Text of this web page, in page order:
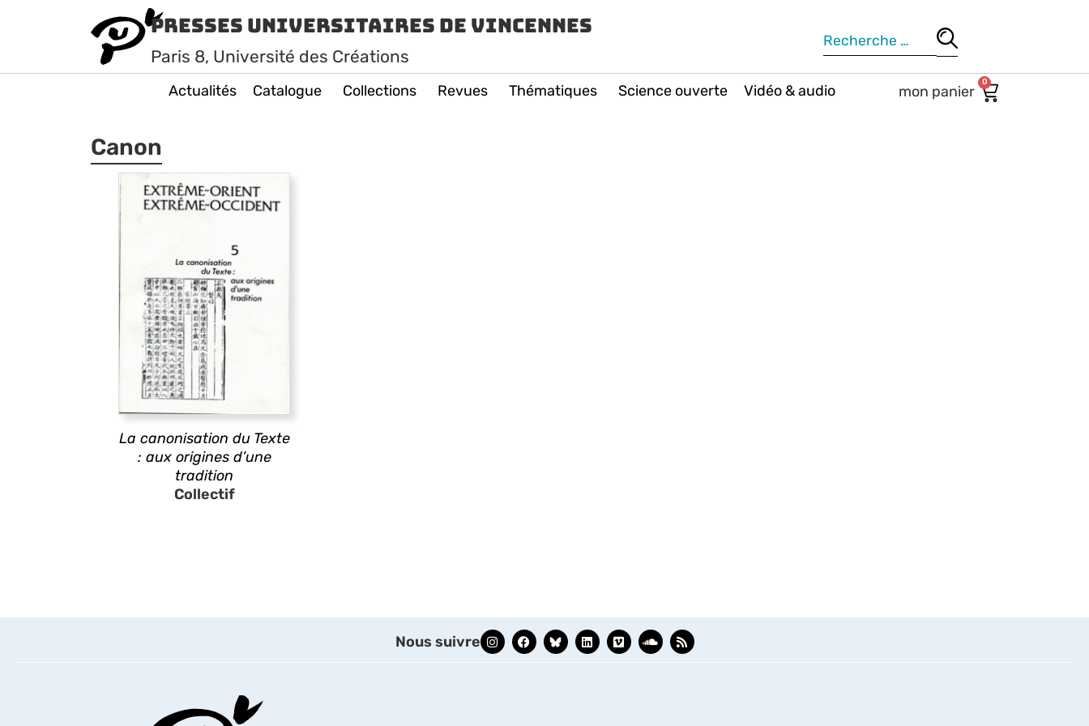
Presses Universitaires de Vincennes
Paris 8, Université des Créations
Actualités Catalogue Collections Revues Thématiques Science ouverte Vidéo & audio 0
Canon
La canonisation du Texte
: aux origines d’une
tradition
Collectif
Nous suivre